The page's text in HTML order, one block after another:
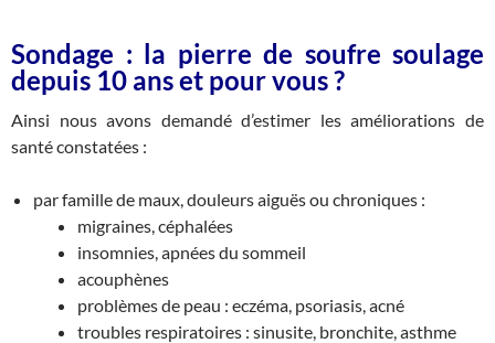
Sondage : la pierre de soufre soulage
depuis 10 ans et pour vous ?
Ainsi nous avons demandé d’estimer les améliorations de
santé constatées :
par famille de maux, douleurs aiguës ou chroniques :
migraines, céphalées
insomnies, apnées du sommeil
acouphènes
problèmes de peau : eczéma, psoriasis, acné
troubles respiratoires : sinusite, bronchite, asthme